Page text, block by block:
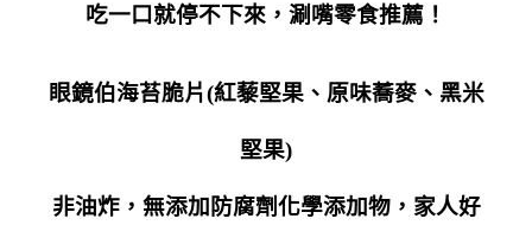
吃一口就停不下來，涮嘴零食推薦！
眼鏡伯海苔脆片(紅藜堅果、原味蕎麥、黑米
堅果)
非油炸，無添加防腐劑化學添加物，家人好